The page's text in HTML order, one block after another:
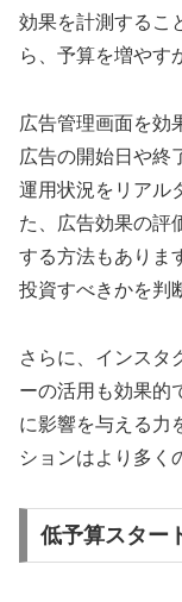
効果を計測するこ
ら、予算を増やす
広告管理画面を効
広告の開始日や終
運用状況をリアル
た、広告効果の評
する方法もありま
投資すべきかを判
さらに、インスタ
ーの活用も効果的
に影響を与える力
ションはより多く
低予算スター